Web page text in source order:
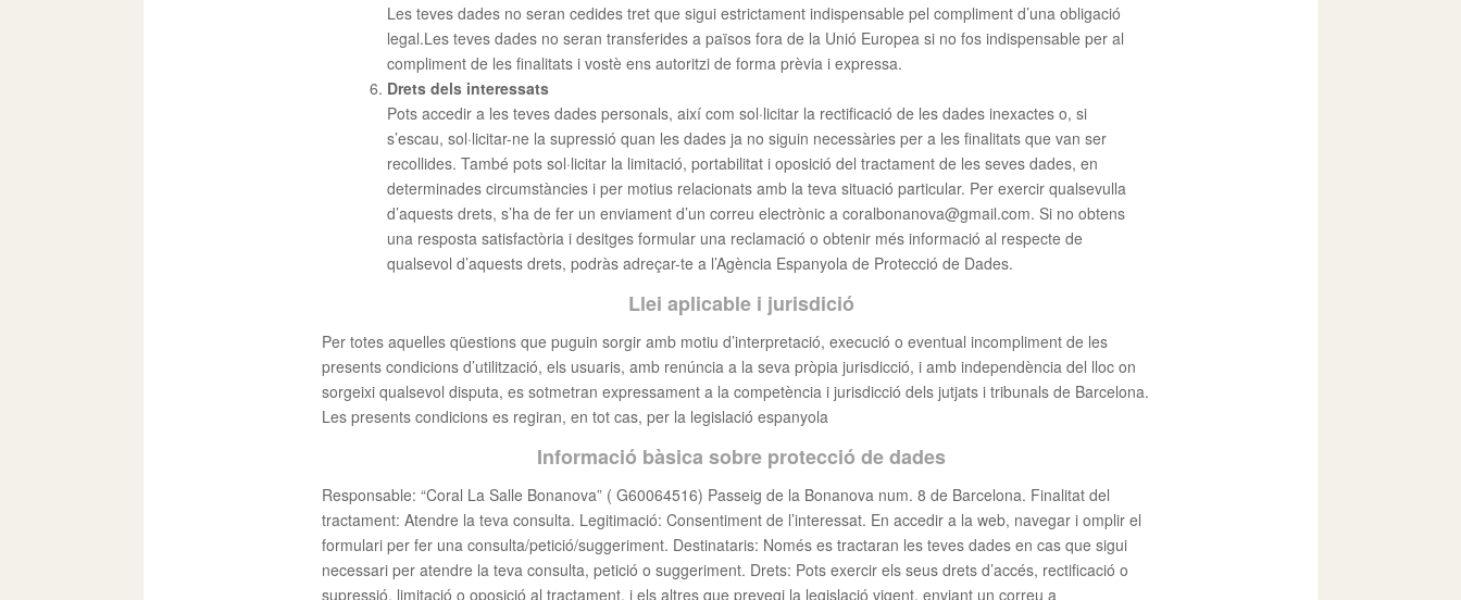
Les teves dades no seran cedides tret que sigui estrictament indispensable pel compliment d’una obligació
legal.Les teves dades no seran transferides a països fora de la Unió Europea si no fos indispensable per al
compliment de les finalitats i vostè ens autoritzi de forma prèvia i expressa.
Drets dels interessats
Pots accedir a les teves dades personals, així com sol·licitar la rectificació de les dades inexactes o, si
s’escau, sol·licitar-ne la supressió quan les dades ja no siguin necessàries per a les finalitats que van ser
recollides. També pots sol·licitar la limitació, portabilitat i oposició del tractament de les seves dades, en
determinades circumstàncies i per motius relacionats amb la teva situació particular. Per exercir qualsevulla
d’aquests drets, s’ha de fer un enviament d’un correu electrònic a coralbonanova@gmail.com. Si no obtens
una resposta satisfactòria i desitges formular una reclamació o obtenir més informació al respecte de
qualsevol d’aquests drets, podràs adreçar-te a l’Agència Espanyola de Protecció de Dades.
Llei aplicable i jurisdició
Per totes aquelles qüestions que puguin sorgir amb motiu d’interpretació, execució o eventual incompliment de les
presents condicions d’utilització, els usuaris, amb renúncia a la seva pròpia jurisdicció, i amb independència del lloc on
sorgeixi qualsevol disputa, es sotmetran expressament a la competència i jurisdicció dels jutjats i tribunals de Barcelona.
Les presents condicions es regiran, en tot cas, per la legislació espanyola
Informació bàsica sobre protecció de dades
Responsable: “Coral La Salle Bonanova” ( G60064516) Passeig de la Bonanova num. 8 de Barcelona. Finalitat del
tractament: Atendre la teva consulta. Legitimació: Consentiment de l’interessat. En accedir a la web, navegar i omplir el
formulari per fer una consulta/petició/suggeriment. Destinataris: Només es tractaran les teves dades en cas que sigui
necessari per atendre la teva consulta, petició o suggeriment. Drets: Pots exercir els seus drets d’accés, rectificació o
supressió, limitació o oposició al tractament, i els altres que prevegi la legislació vigent, enviant un correu a